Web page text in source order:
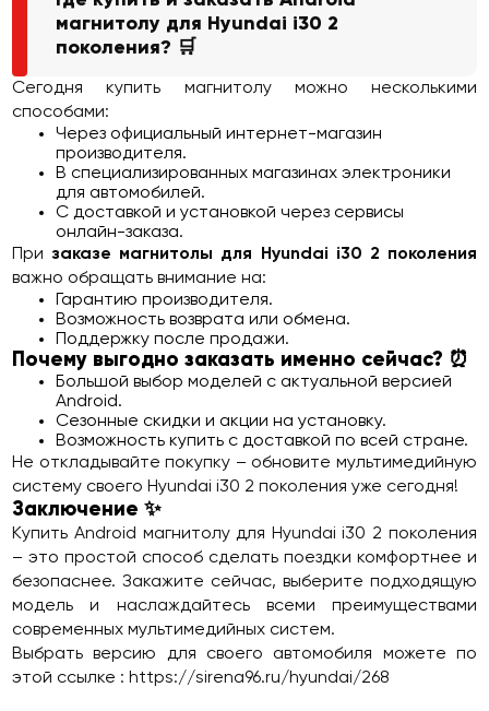
магнитолу для Hyundai i30 2
поколения? 🛒
Сегодня купить магнитолу можно несколькими
способами:
Через официальный интернет-магазин
производителя.
В специализированных магазинах электроники
для автомобилей.
С доставкой и установкой через сервисы
онлайн-заказа.
Призаказе магнитолы для Hyundai i30 2 поколения
важно обращать внимание на:
Гарантию производителя.
Возможность возврата или обмена.
Поддержку после продажи.
Почему выгодно заказать именно сейчас? ⏰
Большой выбор моделей с актуальной версией
Android.
Сезонные скидки и акции на установку.
Возможность купить с доставкой по всей стране.
Не откладывайте покупку – обновите мультимедийную
систему своего Hyundai i30 2 поколения уже сегодня!
Заключение ✨
Купить Android магнитолу для Hyundai i30 2 поколения
– это простой способ сделать поездки комфортнее и
безопаснее. Закажите сейчас, выберите подходящую
модель и наслаждайтесь всеми преимуществами
современных мультимедийных систем.
Выбрать версию для своего автомобиля можете по
этой ссылке : https://sirena96.ru/hyundai/268